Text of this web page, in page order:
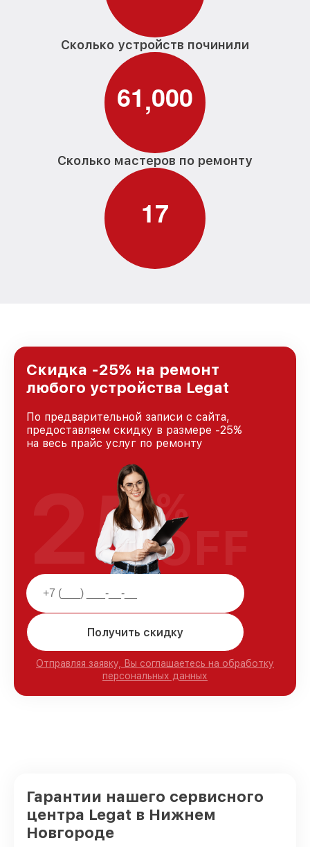
Сколько устройств починили
61,000
Сколько мастеров по ремонту
17
Скидка -25% на ремонт
любого устройства Legat
По предварительной записи с сайта,
предоставляем скидку в размере -25%
на весь прайс услуг по ремонту
Получить скидку
Отправляя заявку, Вы соглашаетесь на обработку
персональных данных
25%
OFF
Гарантии нашего сервисного
центра Legat в Нижнем
Новгороде